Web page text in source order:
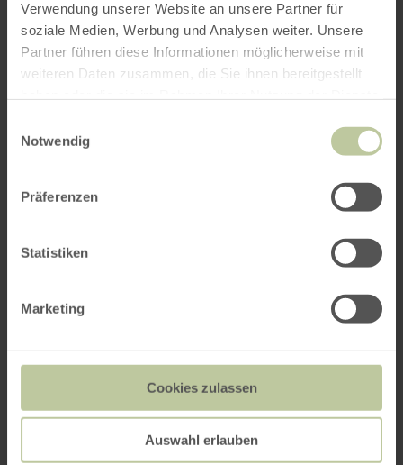
Verwendung unserer Website an unsere Partner für
soziale Medien, Werbung und Analysen weiter. Unsere
Partner führen diese Informationen möglicherweise mit
weiteren Daten zusammen, die Sie ihnen bereitgestellt
Notwendig
Präferenzen
Statistiken
Marketing
Cookies zulassen
Auswahl erlauben
Das könnte Sie auch
interessieren
Infopunkt Vossenack